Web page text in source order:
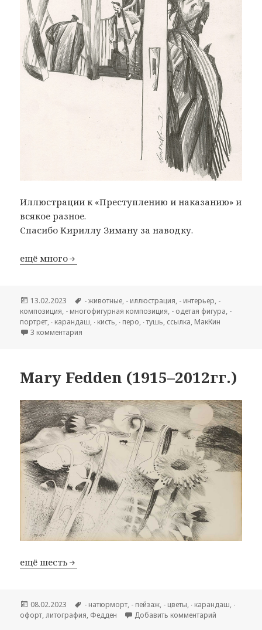
Иллюстрации к «Преступлению и наказанию» и
всякое разное.
Спасибо Кириллу Зиману за наводку.
ещё много
Опубликовано
13.02.2023 Метки
- животные, - иллюстрация, - интерьер, -
композиция, - многофигурная композиция, - одетая фигура, -
портрет, ∙ карандаш, ∙ кисть, ∙ перо, ∙ тушь, cсылка, МакКин
3 комментария
Mary Fedden (1915–2012гг.)
ещё шесть
Опубликовано
08.02.2023 Метки
- натюрморт, - пейзаж, - цветы, ∙ карандаш, ∙
офорт,литография, Федден Добавить комментарий